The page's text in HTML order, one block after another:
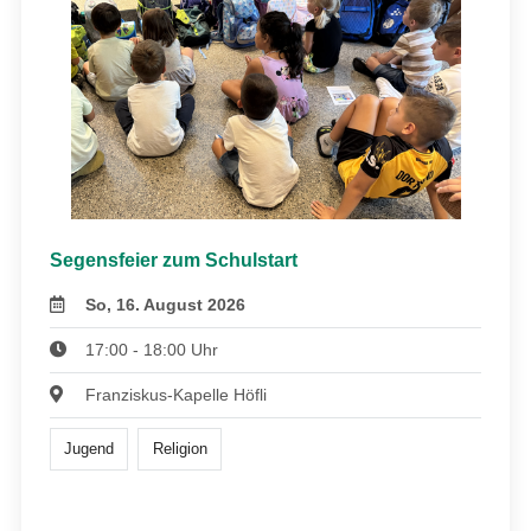
Segensfeier zum Schulstart
So, 16. August 2026
17:00 - 18:00 Uhr
Franziskus-Kapelle Höfli
Jugend Religion